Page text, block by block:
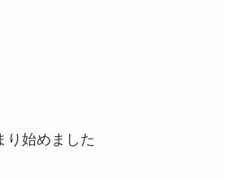
り始めました